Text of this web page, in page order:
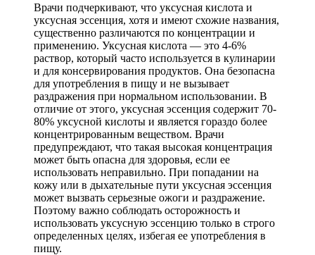
Врачи подчеркивают, что уксусная кислота и
уксусная эссенция, хотя и имеют схожие названия,
существенно различаются по концентрации и
применению. Уксусная кислота — это 4-6%
раствор, который часто используется в кулинарии
и для консервирования продуктов. Она безопасна
для употребления в пищу и не вызывает
раздражения при нормальном использовании. В
отличие от этого, уксусная эссенция содержит 70-
80% уксусной кислоты и является гораздо более
концентрированным веществом. Врачи
предупреждают, что такая высокая концентрация
может быть опасна для здоровья, если ее
использовать неправильно. При попадании на
кожу или в дыхательные пути уксусная эссенция
может вызвать серьезные ожоги и раздражение.
Поэтому важно соблюдать осторожность и
использовать уксусную эссенцию только в строго
определенных целях, избегая ее употребления в
пищу.